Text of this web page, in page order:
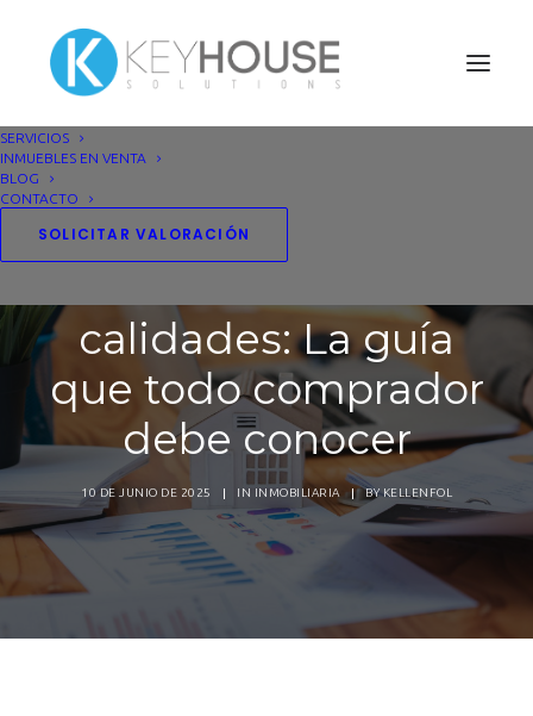
SERVICIOS
INMUEBLES EN VENTA
BLOG
CONTACTO
SOLICITAR VALORACIÓN
calidades: La guía
que todo comprador
debe conocer
10 DE JUNIO DE 2025 | IN INMOBILIARIA | BYKELLENFOL